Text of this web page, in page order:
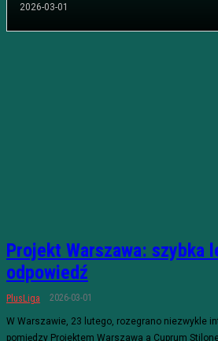
2026-03-01
Projekt Warszawa: szybka
odpowiedź
PlusLiga 2026-03-01
W Warszawie, 23 lutego, rozegrano niezwykle
pomiędzy Projektem Warszawa a Cuprum Stilonem